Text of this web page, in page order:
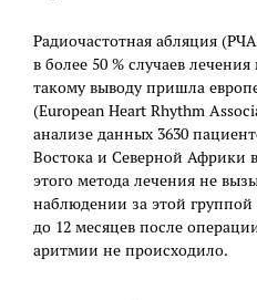
Радиочастотная абляция
в более 50 % случаев
такому выводу пришла
(European Heart Rhythm
анализе данных 3630
Востока и Северной Африки
этого метода лечения не
наблюдении за этой группой
до 12 месяцев после
аритмии не происходило.